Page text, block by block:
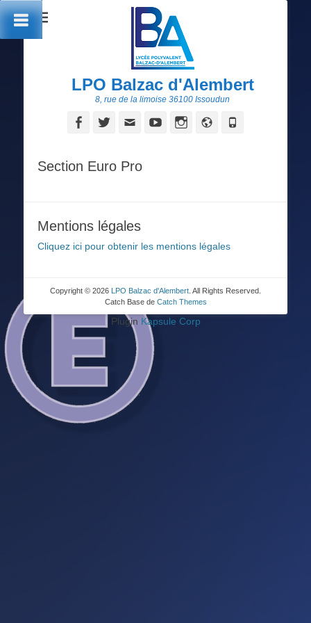
LPO Balzac d'Alembert
8, rue de la limoise 36100 Issoudun
FacebookTwitterAdresseYouTubeInstagram
Site
Section Euro Pro
Mentions légales
Cliquez ici pour obtenir les mentions légales
Copyright © 2026 LPO Balzac d'Alembert . All Rights Reserved.
Catch Base de Catch Themes
Plugin Kapsule Corp